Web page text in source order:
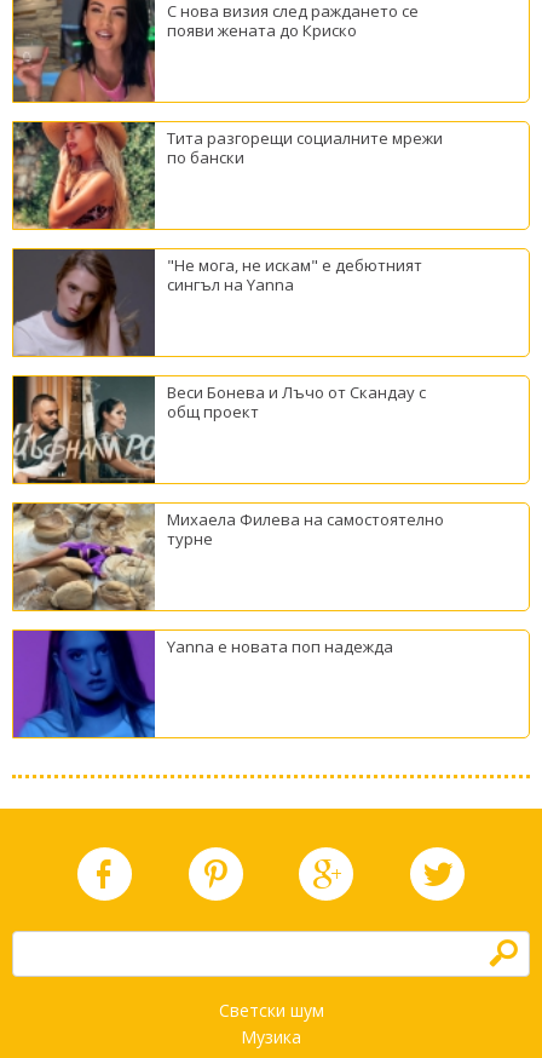
С нова визия след раждането се
появи жената до Криско
Тита разгорещи социалните мрежи
по бански
"Не мога, не искам" е дебютният
сингъл на Yanna
Веси Бонева и Лъчо от Скандау с
общ проект
Михаела Филева на самостоятелно
турне
Yanna е новата поп надежда
h
Светски шум
Музика